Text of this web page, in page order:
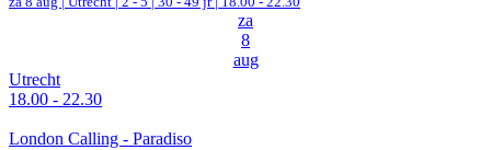
za
8
aug
Utrecht
18.00 - 22.30
London Calling - Paradiso